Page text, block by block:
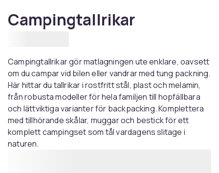
Campingtallrikar
Campingtallrikar gör matlagningen ute enklare, oavsett
om du campar vid bilen eller vandrar med tung packning.
Här hittar du tallrikar i rostfritt stål, plast och melamin,
från robusta modeller för hela familjen till hopfällbara
och lättviktiga varianter för backpacking. Komplettera
med tillhörande skålar, muggar och bestick för ett
komplett campingset som tål vardagens slitage i
naturen.